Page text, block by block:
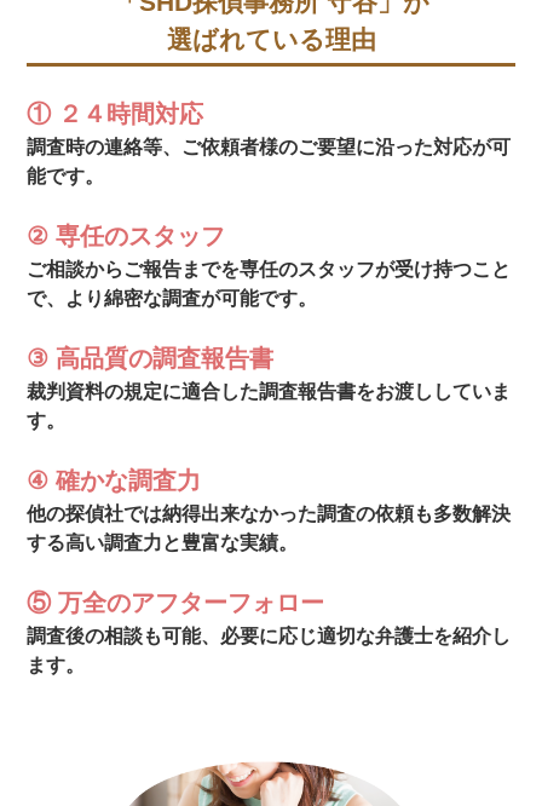
選ばれている理由
① ２４時間対応
調査時の連絡等、ご依頼者様のご要望に沿った対応が可
能です。
② 専任のスタッフ
ご相談からご報告までを専任のスタッフが受け持つこと
で、より綿密な調査が可能です。
③ 高品質の調査報告書
裁判資料の規定に適合した調査報告書をお渡ししていま
す。
④ 確かな調査力
他の探偵社では納得出来なかった調査の依頼も多数解決
する高い調査力と豊富な実績。
⑤ 万全のアフターフォロー
調査後の相談も可能、必要に応じ適切な弁護士を紹介し
ます。